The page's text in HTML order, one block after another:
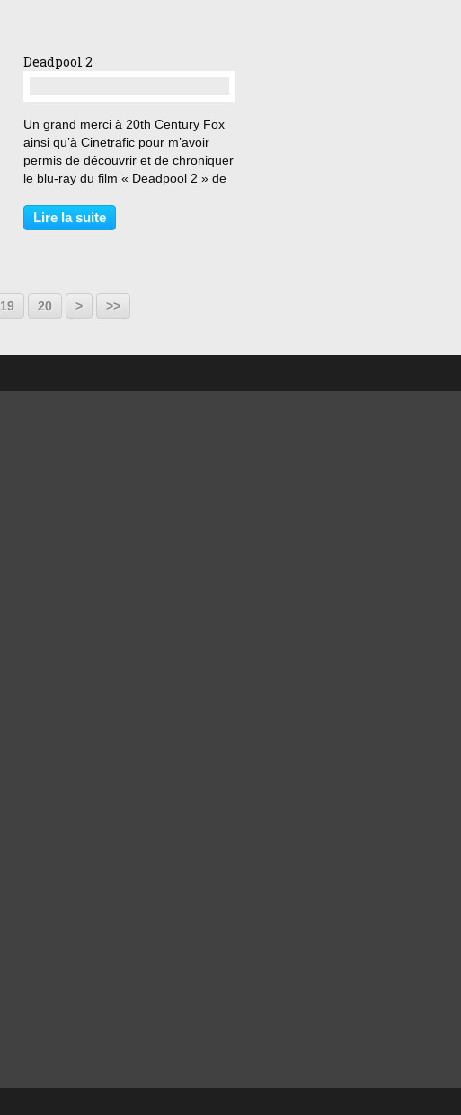
Deadpool 2
Un grand merci à 20th Century Fox
ainsi qu’à Cinetrafic pour m’avoir
permis de découvrir et de chroniquer
le blu-ray du film « Deadpool 2 » de
l’opération DVDtrafic. « Wolverine
me pète les couilles. Cela ne lui
Lire la suite
19 20 30
40
> >>